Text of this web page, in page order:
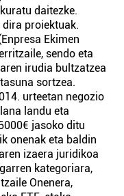
daitezke.
proiektuak.
Ekimen
sendo eta
irudia bultzatzea
sortzea.
urteetan negozio
landu eta
jasoko ditu
onenak eta baldin
izaera juridikoa
kategoriara,
Onenera,